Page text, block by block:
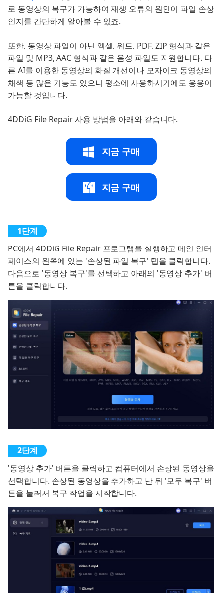
로 동영상의 복구가 가능하여 재생 오류의 원인이 파일 손상
인지를 간단하게 알아볼 수 있죠.
또한, 동영상 파일이 아닌 엑셀, 워드, PDF, ZIP 형식과 같은
파일 및 MP3, AAC 형식과 같은 음성 파일도 지원합니다. 다
른 AI를 이용한 동영상의 화질 개선이나 모자이크 동영상의
채색 등 많은 기능도 있으니 평소에 사용하시기에도 응용이
가능할 것입니다.
4DDiG File Repair 사용 방법을 아래와 같습니다.
지금 구매
지금 구매
PC에서 4DDiG File Repair 프로그램을 실행하고 메인 인터
페이스의 왼쪽에 있는 '손상된 파일 복구' 탭을 클릭합니다.
다음으로 '동영상 복구'를 선택하고 아래의 '동영상 추가' 버
튼을 클릭합니다.
'동영상 추가' 버튼을 클릭하고 컴퓨터에서 손상된 동영상을
선택합니다. 손상된 동영상을 추가하고 난 뒤 '모두 복구' 버
튼을 눌러서 복구 작업을 시작합니다.